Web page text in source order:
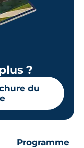
?
du
Programme